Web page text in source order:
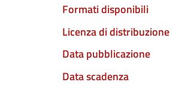
Formati disponibili
Licenza di distribuzione
Data pubblicazione
Data scadenza